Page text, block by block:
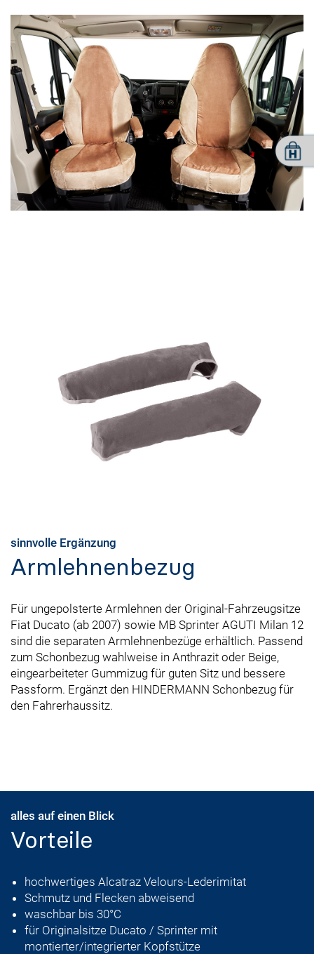
sinnvolle Ergänzung
Armlehnenbezug
Für ungepolsterte Armlehnen der Original-Fahrzeugsitze
Fiat Ducato (ab 2007) sowie MB Sprinter AGUTI Milan 12
sind die separaten Armlehnenbezüge erhältlich. Passend
zum Schonbezug wahlweise in Anthrazit oder Beige,
eingearbeiteter Gummizug für guten Sitz und bessere
Passform. Ergänzt den HINDERMANN Schonbezug für
den Fahrerhaussitz.
alles auf einen Blick
Vorteile
hochwertiges Alcatraz Velours-Lederimitat
Schmutz und Flecken abweisend
waschbar bis 30°C
für Originalsitze Ducato / Sprinter mit
montierter/integrierter Kopfstütze